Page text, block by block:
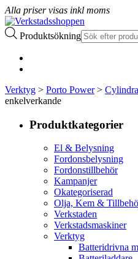
Alla priser visas inkl moms
Produktsökning
Verktyg > Porto Power>
enkelverkande
Produktkategorier
El & Belysning
Fordonsbelysning
Fordonstillbehör
Kampanjer
Okategoriserad
Olja, Kem &
Verkstaden
Verkstadsmaskiner
Verktyg
Batteridrivna